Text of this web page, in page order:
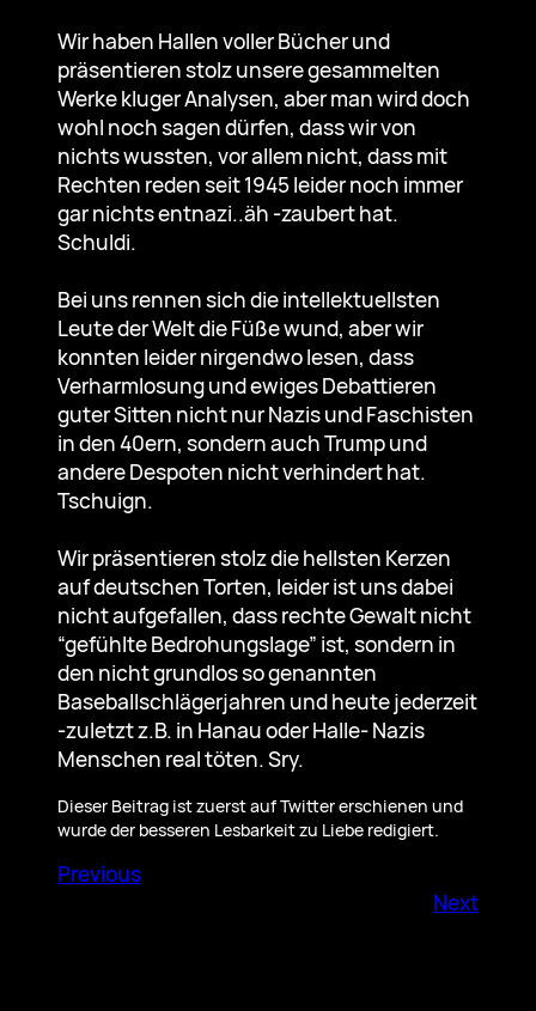
Wir haben Hallen voller Bücher und
präsentieren stolz unsere gesammelten
Werke kluger Analysen, aber man wird doch
wohl noch sagen dürfen, dass wir von
nichts wussten, vor allem nicht, dass mit
Rechten reden seit 1945 leider noch immer
gar nichts entnazi..äh -zaubert hat.
Schuldi.
Bei uns rennen sich die intellektuellsten
Leute der Welt die Füße wund, aber wir
konnten leider nirgendwo lesen, dass
Verharmlosung und ewiges Debattieren
guter Sitten nicht nur Nazis und Faschisten
in den 40ern, sondern auch Trump und
andere Despoten nicht verhindert hat.
Tschuign.
Wir präsentieren stolz die hellsten Kerzen
auf deutschen Torten, leider ist uns dabei
nicht aufgefallen, dass rechte Gewalt nicht
“gefühlte Bedrohungslage” ist, sondern in
den nicht grundlos so genannten
Baseballschlägerjahren und heute jederzeit
-zuletzt z.B. in Hanau oder Halle- Nazis
Menschen real töten. Sry.
Dieser Beitrag ist zuerst auf Twitter erschienen und
wurde der besseren Lesbarkeit zu Liebe redigiert.
Previous
Next